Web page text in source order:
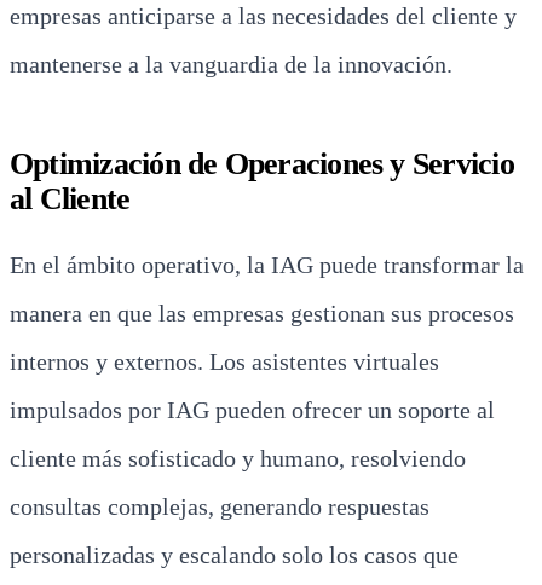
empresas anticiparse a las necesidades del cliente y
mantenerse a la vanguardia de la innovación.
Optimización de Operaciones y Servicio
al Cliente
En el ámbito operativo, la IAG puede transformar la
manera en que las empresas gestionan sus procesos
internos y externos. Los asistentes virtuales
impulsados por IAG pueden ofrecer un soporte al
cliente más sofisticado y humano, resolviendo
consultas complejas, generando respuestas
personalizadas y escalando solo los casos que